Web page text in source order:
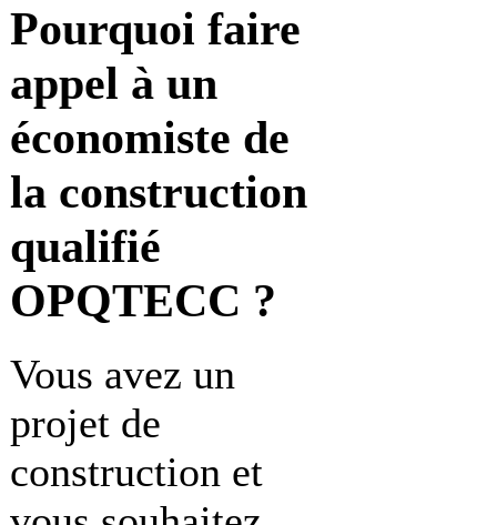
Pourquoi faire
appel à un
économiste de
la construction
qualifié
OPQTECC ?
Vous avez un
projet de
construction et